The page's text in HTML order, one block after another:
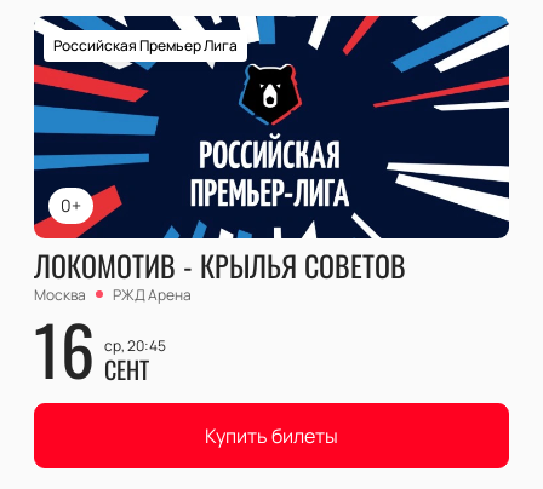
0+
Российская Премьер Лига
ЛОКОМОТИВ - КРЫЛЬЯ СОВЕТОВ
Москва РЖД Арена
16 ср, 20:45
СЕНТ
Купить билеты